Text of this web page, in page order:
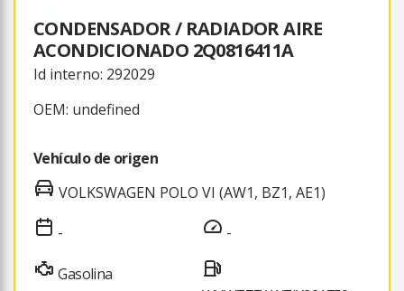
CONDENSADOR / RADIADOR AIRE
ACONDICIONADO 2Q0816411A
Id interno: 292029
OEM: undefined
Vehículo de origen
VOLKSWAGEN POLO VI (AW1, BZ1, AE1)
-
Gasolina
-